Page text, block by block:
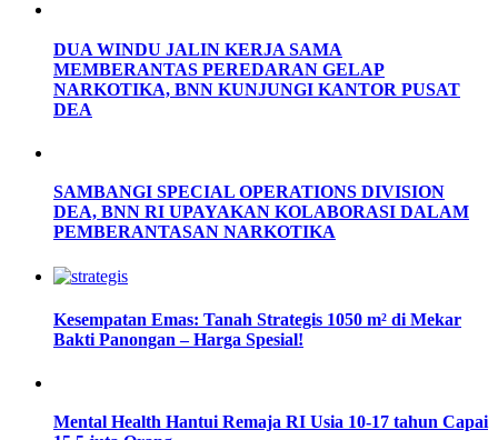
DUA WINDU JALIN KERJA SAMA
MEMBERANTAS PEREDARAN GELAP
NARKOTIKA, BNN KUNJUNGI KANTOR PUSAT
DEA
SAMBANGI SPECIAL OPERATIONS DIVISION
DEA, BNN RI UPAYAKAN KOLABORASI DALAM
PEMBERANTASAN NARKOTIKA
Kesempatan Emas: Tanah Strategis 1050 m² di Mekar
Bakti Panongan – Harga Spesial!
Mental Health Hantui Remaja RI Usia 10-17 tahun Capai